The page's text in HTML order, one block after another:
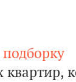
подборку